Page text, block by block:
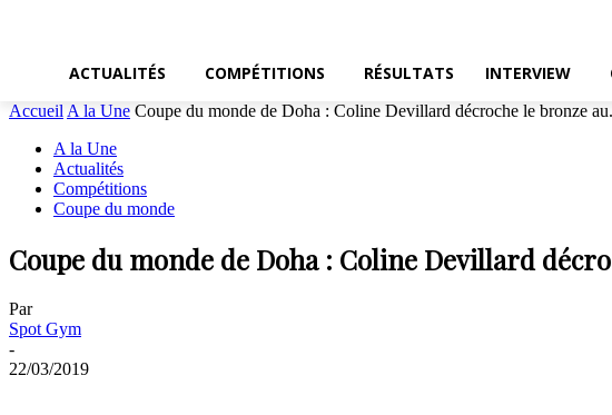
ACTUALITÉS COMPÉTITIONS RÉSULTATS INTERVIEW
Accueil A la Une Coupe du monde de Doha : Coline Devillard décroche le bronze
A la Une
Actualités
Compétitions
Coupe du monde
Coupe du monde de Doha : Coline Devillard
Par
Spot Gym
-
22/03/2019